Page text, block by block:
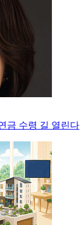
금 수령 길 열린다